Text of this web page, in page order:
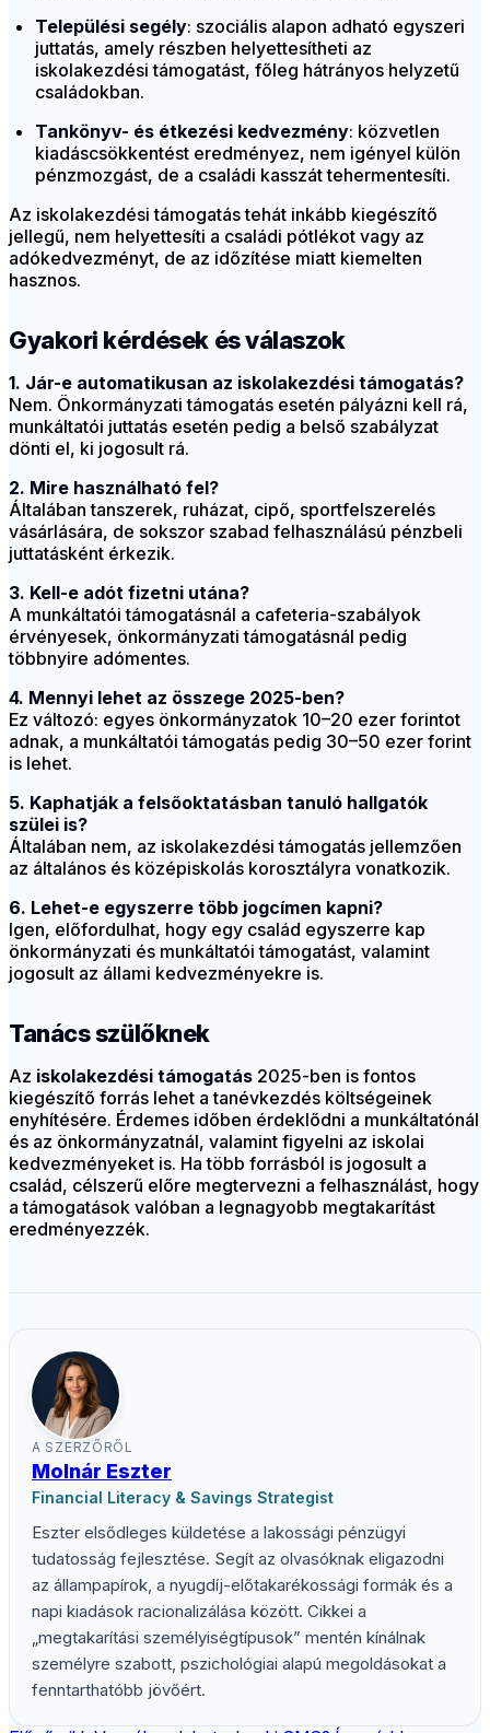
Települési segély: szociális alapon adható egyszeri
juttatás, amely részben helyettesítheti az
iskolakezdési támogatást, főleg hátrányos helyzetű
családokban.
Tankönyv- és étkezési kedvezmény: közvetlen
kiadáscsökkentést eredményez, nem igényel külön
pénzmozgást, de a családi kasszát tehermentesíti.
Az iskolakezdési támogatás tehát inkább kiegészítő
jellegű, nem helyettesíti a családi pótlékot vagy az
adókedvezményt, de az időzítése miatt kiemelten
hasznos.
Gyakori kérdések és válaszok
1. Jár-e automatikusan az iskolakezdési támogatás?
Nem. Önkormányzati támogatás esetén pályázni kell rá,
munkáltatói juttatás esetén pedig a belső szabályzat
dönti el, ki jogosult rá.
2. Mire használható fel?
Általában tanszerek, ruházat, cipő, sportfelszerelés
vásárlására, de sokszor szabad felhasználású pénzbeli
juttatásként érkezik.
3. Kell-e adót fizetni utána?
A munkáltatói támogatásnál a cafeteria-szabályok
érvényesek, önkormányzati támogatásnál pedig
többnyire adómentes.
4. Mennyi lehet az összege 2025-ben?
Ez változó: egyes önkormányzatok 10–20 ezer forintot
adnak, a munkáltatói támogatás pedig 30–50 ezer forint
is lehet.
5. Kaphatják a felsőoktatásban tanuló hallgatók
szülei is?
Általában nem, az iskolakezdési támogatás jellemzően
az általános és középiskolás korosztályra vonatkozik.
6. Lehet-e egyszerre több jogcímen kapni?
Igen, előfordulhat, hogy egy család egyszerre kap
önkormányzati és munkáltatói támogatást, valamint
jogosult az állami kedvezményekre is.
Tanács szülőknek
Az iskolakezdési támogatás 2025-ben is fontos
kiegészítő forrás lehet a tanévkezdés költségeinek
enyhítésére. Érdemes időben érdeklődni a munkáltatónál
és az önkormányzatnál, valamint figyelni az iskolai
kedvezményeket is. Ha több forrásból is jogosult a
család, célszerű előre megtervezni a felhasználást, hogy
a támogatások valóban a legnagyobb megtakarítást
eredményezzék.
A SZERZŐRŐL
Molnár Eszter
Financial Literacy & Savings Strategist
Eszter elsődleges küldetése a lakossági pénzügyi
tudatosság fejlesztése. Segít az olvasóknak eligazodni
az állampapírok, a nyugdíj-előtakarékossági formák és a
napi kiadások racionalizálása között. Cikkei a
„megtakarítási személyiségtípusok” mentén kínálnak
személyre szabott, pszichológiai alapú megoldásokat a
fenntarthatóbb jövőért.